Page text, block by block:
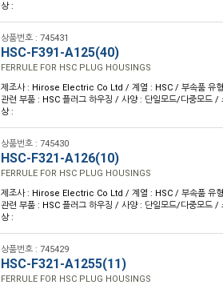
상 :
상품번호 : 745431
HSC-F391-A125(40)
FERRULE FOR HSC PLUG HOUSINGS
제조사 : Hirose Electric Co Ltd / 계열 : HSC / 부속품 유
관련 부품 : HSC 플러그 하우징 / 사양 : 단일모드/다중모드 /
상 :
상품번호 : 745430
HSC-F321-A126(10)
FERRULE FOR HSC PLUG HOUSINGS
제조사 : Hirose Electric Co Ltd / 계열 : HSC / 부속품 유
관련 부품 : HSC 플러그 하우징 / 사양 : 단일모드/다중모드 /
상 :
상품번호 : 745429
HSC-F321-A1255(11)
FERRULE FOR HSC PLUG HOUSINGS